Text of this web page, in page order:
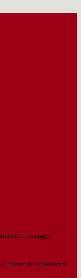
un messaggio
il reset della password